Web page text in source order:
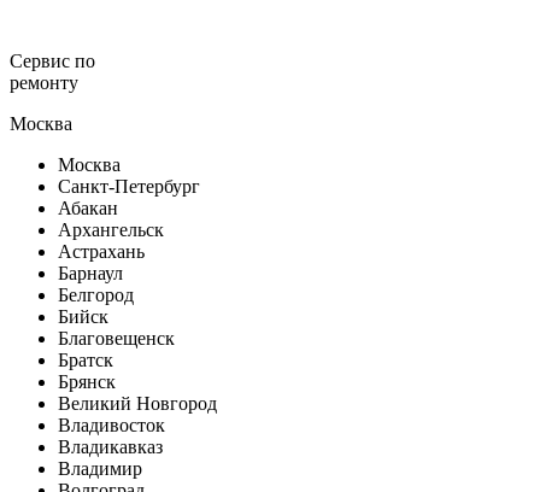
Сервис по
ремонту
Москва
Москва
Санкт-Петербург
Абакан
Архангельск
Астрахань
Барнаул
Белгород
Бийск
Благовещенск
Братск
Брянск
Великий Новгород
Владивосток
Владикавказ
Владимир